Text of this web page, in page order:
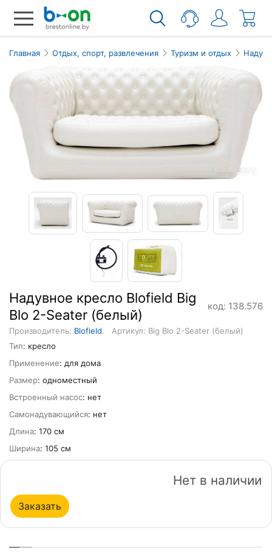
Главная Отдых, спорт, развлечения Туризм и отдых
Надувное кресло Blofield Big
Blo 2-Seater (белый)
код: 138.576
Производитель: Blofield.
Артикул: Big Blo 2-Seater (белый)
Тип: кресло
Применение: для дома
Размер: одноместный
Встроенный насос: нет
Самонадувающийся: нет
Длина: 170 см
Ширина: 105 см
Нет в наличии
Заказать